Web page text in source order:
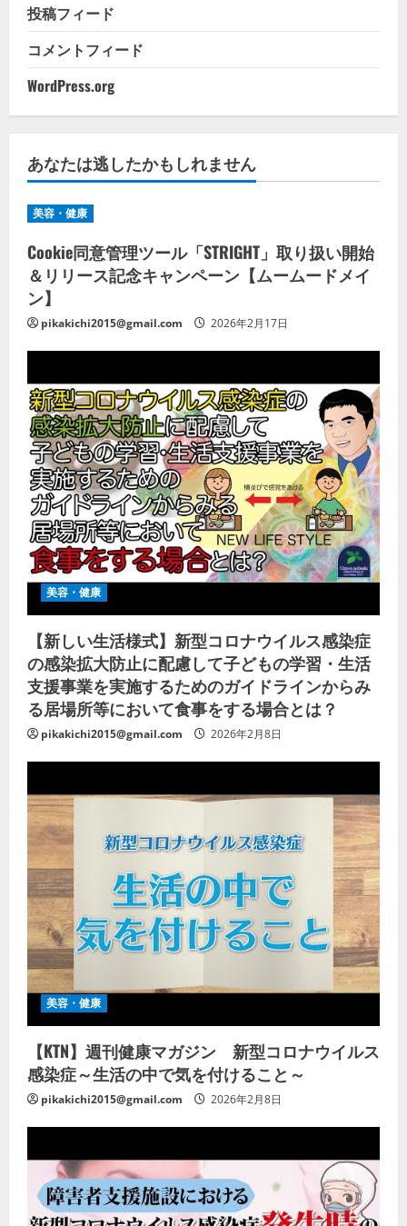
投稿フィード
コメントフィード
WordPress.org
あなたは逃したかもしれません
美容・健康
Cookie同意管理ツール「STRIGHT」取り扱い開始
＆リリース記念キャンペーン【ムームードメイ
ン】
pikakichi2015@gmail.com 2026年2月17日
美容・健康
【新しい生活様式】新型コロナウイルス感染症
の感染拡大防止に配慮して子どもの学習・生活
支援事業を実施するためのガイドラインからみ
る居場所等において食事をする場合とは？
pikakichi2015@gmail.com 2026年2月8日
美容・健康
【KTN】週刊健康マガジン 新型コロナウイルス
感染症～生活の中で気を付けること～
pikakichi2015@gmail.com 2026年2月8日